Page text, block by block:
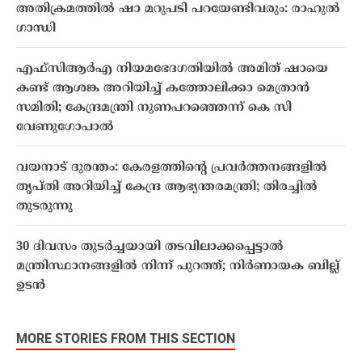
അതിക്രമത്തിൽ ഷാ മറുപടി പറയേണ്ടിവരും: രാഹുൽ
ഗാന്ധി
എഫ്സിആർഎ നിയമഭേദഗതിയിൽ അമിത് ഷായെ
കണ്ട് ആശങ്ക അറിയിച്ച് കത്തോലിക്കാ മെത്രാൻ
സമിതി; കേന്ദ്രമന്ത്രി നുണപറഞ്ഞെന്ന് കെ സി
വേണുഗോപാൽ
വയനാട് ദുരന്തം: കേരളത്തിന്റെ പ്രവർത്തനങ്ങളിൽ
തൃപ്തി അറിയിച്ച് കേന്ദ്ര ആഭ്യന്തരമന്ത്രി; തിരച്ചിൽ
തുടരുന്നു
30 ദിവസം തുടർച്ചയായി തടവിലാക്കപ്പെട്ടാൽ
മന്ത്രിസ്ഥാനങ്ങളിൽ നിന്ന് പുറത്ത്; നിർണായക ബില്ല്
ഉടൻ
MORE STORIES FROM THIS SECTION